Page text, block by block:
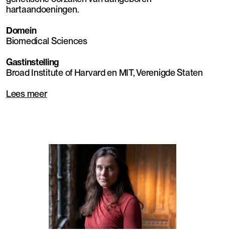
hartaandoeningen.
Domein
Biomedical Sciences
Gastinstelling
Broad Institute of Harvard en MIT, Verenigde Staten
Lees meer